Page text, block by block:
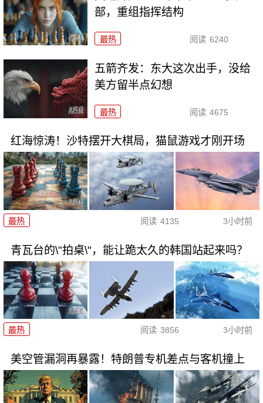
部，重组指挥结构
最热 阅读 6240
五箭齐发：东大这次出手，没给
美方留半点幻想
最热 阅读 4675
红海惊涛！沙特摆开大棋局，猫鼠游戏才刚开场
最热 阅读 4135 3小时前
青瓦台的\"拍桌\"，能让跪太久的韩国站起来吗？
最热 阅读 3856 3小时前
美空管漏洞再暴露！特朗普专机差点与客机撞上